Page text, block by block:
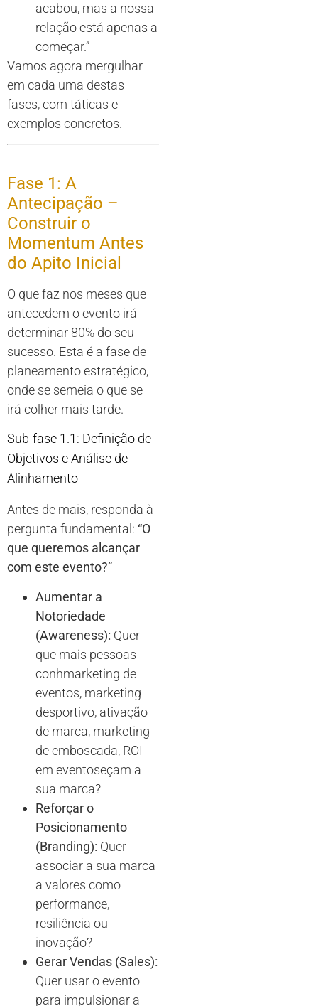
acabou, mas a nossa
relação está apenas a
começar.”
Vamos agora mergulhar
em cada uma destas
fases, com táticas e
exemplos concretos.
Fase 1: A
Antecipação –
Construir o
Momentum Antes
do Apito Inicial
O que faz nos meses que
antecedem o evento irá
determinar 80% do seu
sucesso. Esta é a fase de
planeamento estratégico,
onde se semeia o que se
irá colher mais tarde.
Sub-fase 1.1: Definição de
Objetivos e Análise de
Alinhamento
Antes de mais, responda à
pergunta fundamental: “O
que queremos alcançar
com este evento?”
Aumentar a
Notoriedade
(Awareness): Quer
que mais pessoas
conhmarketing de
eventos, marketing
desportivo, ativação
de marca, marketing
de emboscada, ROI
em eventoseçam a
sua marca?
Reforçar o
Posicionamento
(Branding): Quer
associar a sua marca
a valores como
performance,
resiliência ou
inovação?
Gerar Vendas (Sales):
Quer usar o evento
para impulsionar a